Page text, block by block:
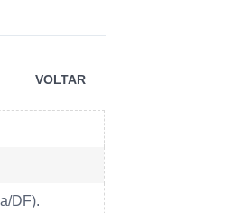
VOLTAR
DF).